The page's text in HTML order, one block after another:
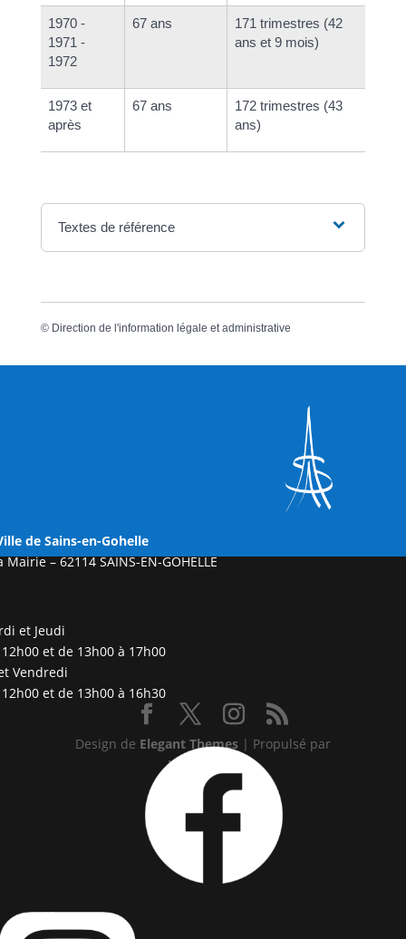
1970 -
1971 -
1972
67 ans
171 trimestres (42
ans et 9 mois)
1973 et
après
67 ans
172 trimestres (43
ans)
Textes de référence
© Direction de l'information légale et administrative
de Sains-en-Gohelle
Mairie –62114 SAINS-EN-GOHELLE
et Jeudi
et de 13h00 à 17h00
Vendredi
et de 13h00 à 16h30
Design de Elegant Themes| Propulsé par
WordPress